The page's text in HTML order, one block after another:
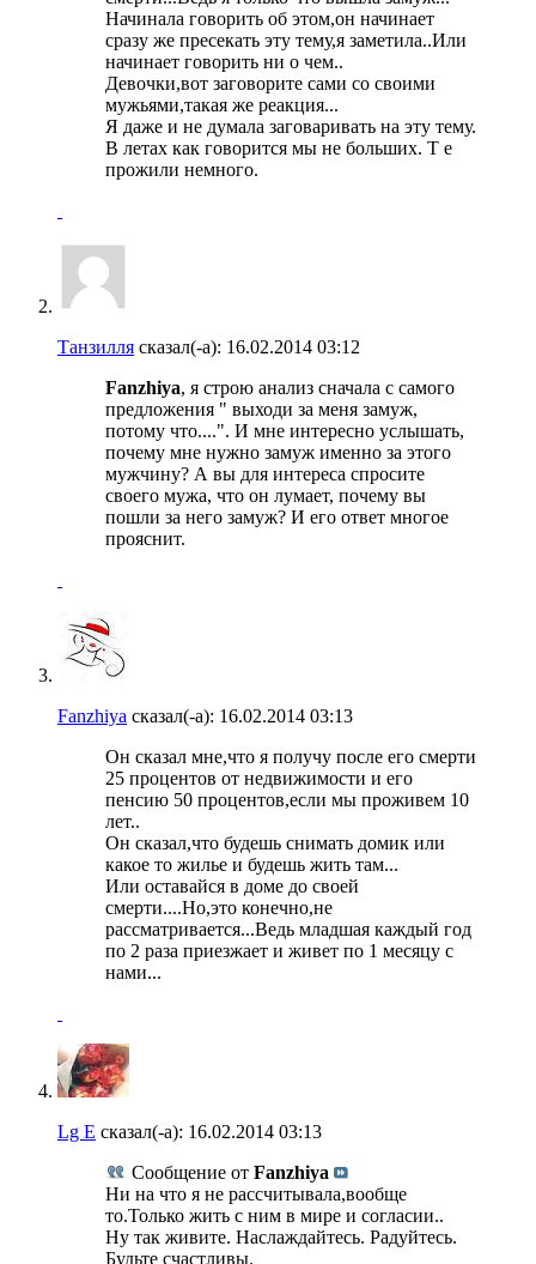
Начинала говорить об этом,он начинает
сразу же пресекать эту тему,я заметила..Или
начинает говорить ни о чем..
Девочки,вот заговорите сами со своими
мужьями,такая же реакция...
Я даже и не думала заговаривать на эту тему.
В летах как говорится мы не больших. Т е
прожили немного.
Танзилля сказал(-а): 16.02.2014 03:12
Fanzhiya, я строю анализ сначала с самого
предложения " выходи за меня замуж,
потому что....". И мне интересно услышать,
почему мне нужно замуж именно за этого
мужчину? А вы для интереса спросите
своего мужа, что он лумает, почему вы
пошли за него замуж? И его ответ многое
прояснит.
Fanzhiya сказал(-а): 16.02.2014 03:13
Он сказал мне,что я получу после его смерти
25 процентов от недвижимости и его
пенсию 50 процентов,если мы проживем 10
лет..
Он сказал,что будешь снимать домик или
какое то жилье и будешь жить там...
Или оставайся в доме до своей
смерти....Но,это конечно,не
рассматривается...Ведь младшая каждый год
по 2 раза приезжает и живет по 1 месяцу с
нами...
Lg E сказал(-а): 16.02.2014 03:13
Сообщение от Fanzhiya
Ни на что я не рассчитывала,вообще
то.Только жить с ним в мире и согласии..
Ну так живите. Наслаждайтесь. Радуйтесь.
Будьте счастливы.